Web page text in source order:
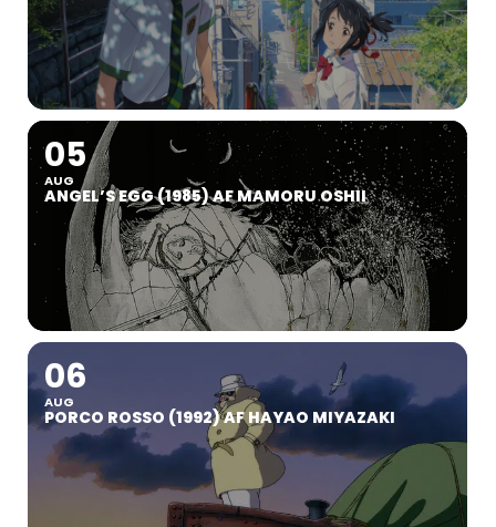
05
AUG
ANGEL’S EGG (1985) AF MAMORU OSHII
06
AUG
PORCO ROSSO (1992) AF HAYAO MIYAZAKI